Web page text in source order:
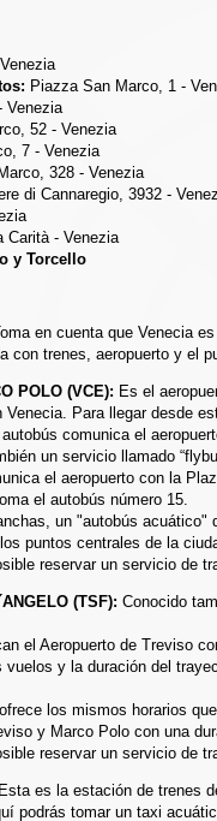
Piazza San Marco, 1 -
Venezia
52 - Venezia
7 - Venezia
328 - Venezia
di Cannaregio, 3932 -
Carità - Venezia
y Torcello
en cuenta que Venecia
con trenes, aeropuerto y el
POLO (VCE): Es el
Para llegar desde
autobús comunica el
un servicio llamado
el aeropuerto con la
el autobús número 15.
un "autobús
puntos centrales de la
reservar un servicio de
(TSF): Conocido
el Aeropuerto de Treviso
y la duración del
los mismos horarios
y Marco Polo con una
reservar un servicio de
Esta es la estación de trenes
podrás tomar un taxi